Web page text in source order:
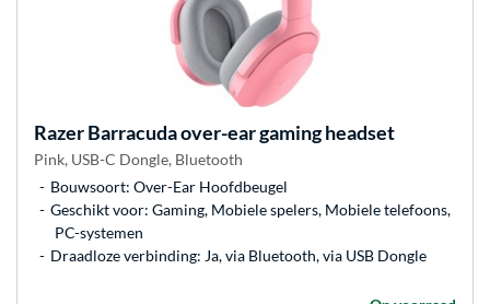
RazerBarracuda over-ear gaming headset
Pink, USB-C Dongle, Bluetooth
Bouwsoort: Over-Ear Hoofdbeugel
Geschikt voor: Gaming, Mobiele spelers, Mobiele telefoons,
PC-systemen
Draadloze verbinding: Ja, via Bluetooth, via USB Dongle